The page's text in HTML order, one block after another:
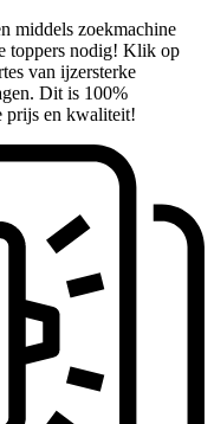
middels zoekmachine
toppers nodig! Klik op
van ijzersterke
Dit is 100%
prijs en kwaliteit!